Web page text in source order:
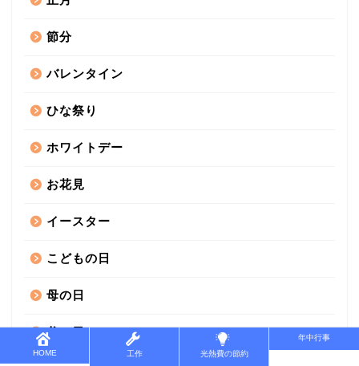
節分
バレンタイン
ひな祭り
ホワイトデー
お花見
イースター
こどもの日
母の日
父の日
HOME 工作 光熱費の節約
年中行事